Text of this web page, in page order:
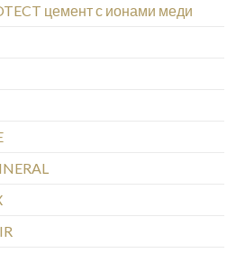
цемент с ионами меди